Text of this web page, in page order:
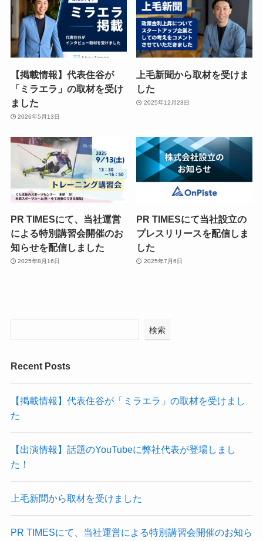
【掲載情報】代表住谷が
「ミラエラ」の取材を受け
ました
2026年5月13日
上毛新聞から取材を受けま
した
2025年12月23日
PR TIMESにて、当社運営
による特別講習会開催のお
知らせを配信しました
2025年8月16日
PR TIMESにて当社設立の
プレスリリースを配信しま
した
2025年7月6日
検索
Recent Posts
【掲載情報】代表住谷が「ミラエラ」の取材を受けまし
た
【出演情報】話題のYouTubeに弊社代表が登場しまし
た！
上毛新聞から取材を受けました
PR TIMESにて、当社運営による特別講習会開催のお知ら